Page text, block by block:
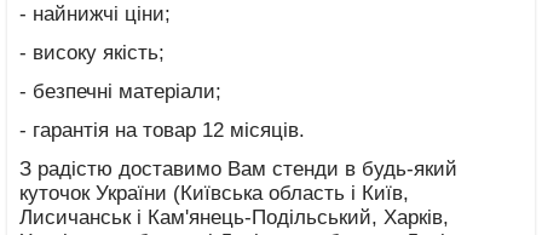
- найнижчі ціни;
- високу якість;
- безпечні матеріали;
- гарантія на товар 12 місяців.
З радістю доставимо Вам стенди в будь-який
куточок України (Київська область і Київ,
Лисичанськ і Кам'янець-Подільський, Харків,